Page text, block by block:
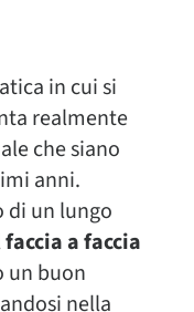
in cui si
realmente
che siano
anni.
di un lungo
faccia a faccia
un buon
nella